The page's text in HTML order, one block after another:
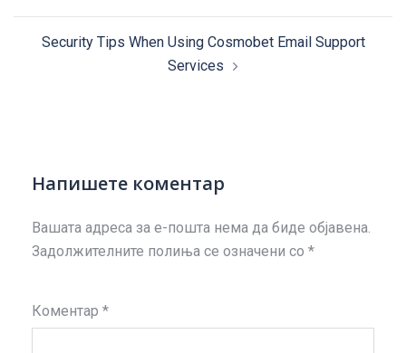
Security Tips When Using Cosmobet Email Support
Services
Напишете коментар
Вашата адреса за е-пошта нема да биде објавена.
Задолжителните полиња се означени со *
Коментар *